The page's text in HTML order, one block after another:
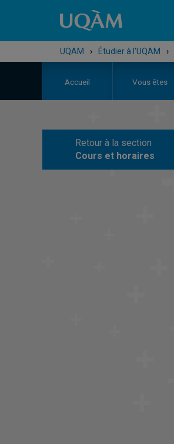
UQAM › Étudier à l'UQAM ›
Accueil Vous êtes
Retour à la section
Cours et horaires